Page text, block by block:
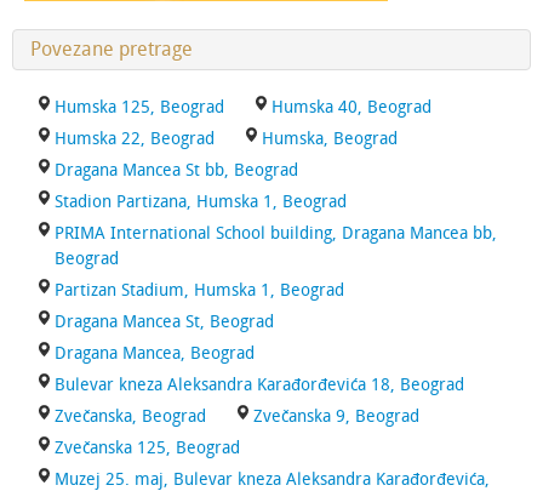
Povezane pretrage
Humska 125, Beograd
Humska 40, Beograd
Humska 22, Beograd
Humska, Beograd
Dragana Mancea St bb, Beograd
Stadion Partizana, Humska 1, Beograd
PRIMA International School building, Dragana Mancea bb,
Beograd
Partizan Stadium, Humska 1, Beograd
Dragana Mancea St, Beograd
Dragana Mancea, Beograd
Bulevar kneza Aleksandra Karađorđevića 18, Beograd
Zvečanska, Beograd
Zvečanska 9, Beograd
Zvečanska 125, Beograd
Muzej 25. maj, Bulevar kneza Aleksandra Karađorđevića,